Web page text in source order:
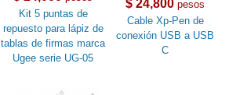
Kit 5 puntas de
repuesto para lápiz de
tablas de firmas marca
Ugee serie UG-05
$ 24,800 pesos
Cable Xp-Pen de
conexión USB a USB
C